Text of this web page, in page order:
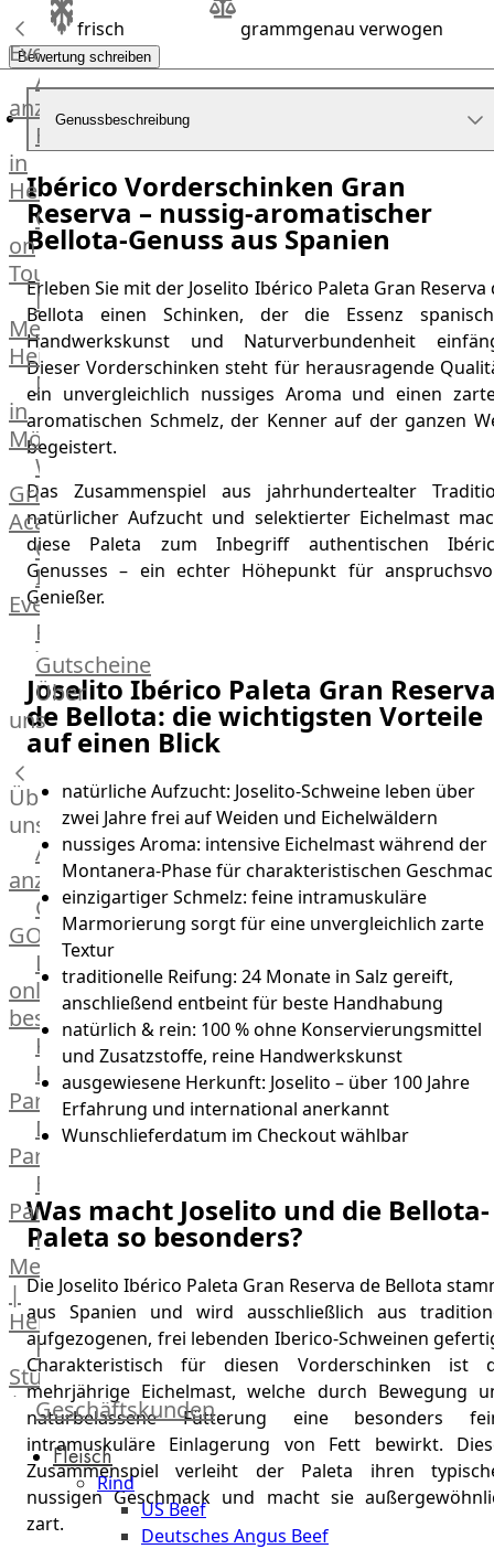
Küchenhelfer
Grillgeräte
Beefer®
Gasgrills
Big
Green
Egg
Grill
Nesmuk
Berkel
Dry
Aging
Schrank
Bücher
Poster
Events
Alle
anzeigen
Fleischkompetenz
in
Heinsberg
OTTO
on
Tour
Männer
Metzger
Heinsberg
Markthalle
in
Mönchengladbach
Weber®
Grill
Academy
OTTO@Home
Individuelle
Events
Partner
Kalender
Gästehaus
Villa
Glanzstoff
Gutscheine
Über
uns
Über
uns
Alle
anzeigen
OTTO
GOURMET
Lebensmittel
online
bestellen
Karriere
Kochschul-
Partner
Depot-
Partner
Frischetheken-
Partner
Männer
Metzger
|
Heinsberg
Feinkost
Stüttgen
|
Düsseldorf
The
Meat
Club
Geschäftskunden
Fleisch
Rind
US Beef
Deutsches Angus Beef
frisch grammgenau verwogen
Bewertung schreiben
Genussbeschreibung
Ibérico Vorderschinken Gran
Reserva – nussig-aromatischer
Bellota-Genuss aus Spanien
Erleben Sie mit der Joselito Ibérico Paleta Gran Reserva
Bellota einen Schinken, der die Essenz
Handwerkskunst und Naturverbundenheit
Dieser Vorderschinken steht für herausragende
ein unvergleichlich nussiges Aroma und einen
aromatischen Schmelz, der Kenner auf der ganzen
begeistert.
Das Zusammenspiel aus jahrhundertealter
natürlicher Aufzucht und selektierter Eichelmast
diese Paleta zum Inbegriff authentischen
Genusses – ein echter Höhepunkt für
Genießer.
Joselito Ibérico Paleta Gran
de Bellota: die wichtigsten Vorteile
auf einen Blick
natürliche Aufzucht: Joselito-Schweine leben über
zwei Jahre frei auf Weiden und Eichelwäldern
nussiges Aroma: intensive Eichelmast während der
Montanera-Phase für charakteristischen
einzigartiger Schmelz: feine intramuskuläre
Marmorierung sorgt für eine unvergleichlich zarte
Textur
traditionelle Reifung: 24 Monate in Salz gereift,
anschließend entbeint für beste Handhabung
natürlich & rein: 100 % ohne Konservierungsmittel
und Zusatzstoffe, reine Handwerkskunst
ausgewiesene Herkunft: Joselito – über 100 Jahre
Erfahrung und international anerkannt
Wunschlieferdatum im Checkout wählbar
Was macht Joselito und die Bellota-
Paleta so besonders?
Die Joselito Ibérico Paleta Gran Reserva de Bellota
aus Spanien und wird ausschließlich aus
aufgezogenen, frei lebenden Iberico-Schweinen
Charakteristisch für diesen Vorderschinken ist
mehrjährige Eichelmast, welche durch Bewegung
naturbelassene Fütterung eine besonders
intramuskuläre Einlagerung von Fett bewirkt.
Zusammenspiel verleiht der Paleta ihren
nussigen Geschmack und macht sie
zart.